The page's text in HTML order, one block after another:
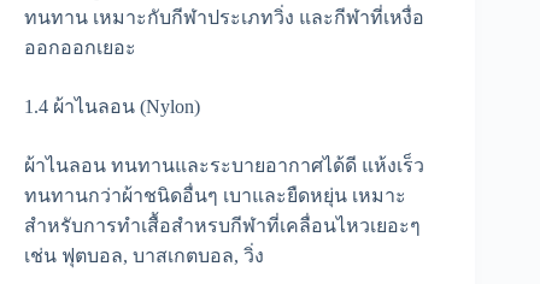
ทนทาน เหมาะกับกีฬาประเภทวิ่ง และกีฬาที่เหงื่อ
ออกออกเยอะ
1.4 ผ้าไนลอน (Nylon)
ผ้าไนลอน ทนทานและระบายอากาศได้ดี แห้งเร็ว
ทนทานกว่าผ้าชนิดอื่นๆ เบาและยืดหยุ่น เหมาะ
สำหรับการทำเสื้อสำหรบกีฬาที่เคลื่อนไหวเยอะๆ
เช่น ฟุตบอล, บาสเกตบอล, วิ่ง